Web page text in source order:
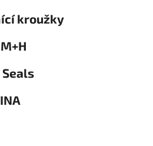
kroužky